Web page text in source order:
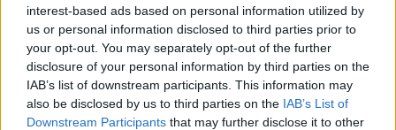
interest-based ads based on personal information utilized by
us or personal information disclosed to third parties prior to
your opt-out. You may separately opt-out of the further
disclosure of your personal information by third parties on the
IAB’s list of downstream participants. This information may
also be disclosed by us to third parties on the IAB’s List of
Downstream Participants that may further disclose it to other
Δείτε επίσης